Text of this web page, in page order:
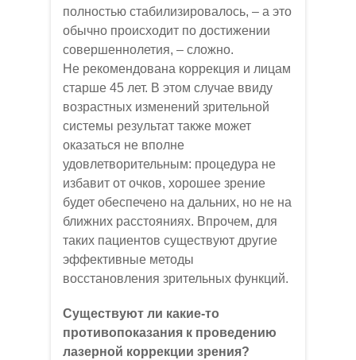
полностью стабилизировалось, – а это
обычно происходит по достижении
совершеннолетия, – сложно.
Не рекомендована коррекция и лицам
старше 45 лет. В этом случае ввиду
возрастных изменений зрительной
системы результат также может
оказаться не вполне
удовлетворительным: процедура не
избавит от очков, хорошее зрение
будет обеспечено на дальних, но не на
ближних расстояниях. Впрочем, для
таких пациентов существуют другие
эффективные методы
восстановления зрительных функций.
Существуют ли какие-то
противопоказания к проведению
лазерной коррекции зрения?